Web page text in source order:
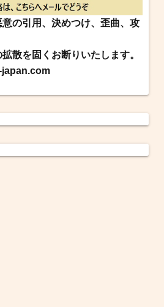
の引用、決めつけ、歪曲、攻
散を固くお断りいたします。